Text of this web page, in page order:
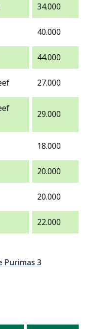
34.000
40.000
44.000
27.000
29.000
18.000
20.000
20.000
22.000
Purimas 3